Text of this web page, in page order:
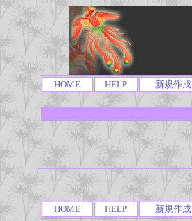
HOME HELP 新規作成
HOME HELP 新規作成